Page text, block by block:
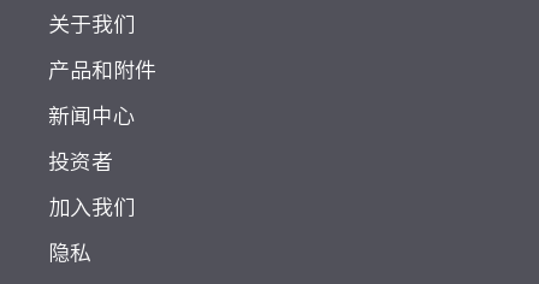
关于我们
产品和附件
新闻中心
投资者
加入我们
隐私